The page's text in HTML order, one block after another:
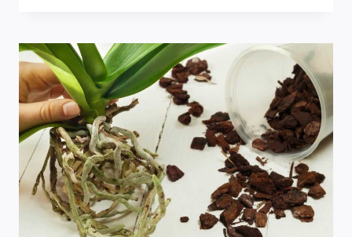
LUDZI
I
ZWIERZĄT
DOMOWYCH?